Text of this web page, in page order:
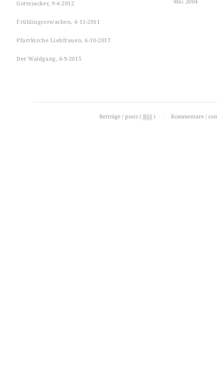
Gottesacker, 9-4-2012
Frühlingserwachen, 4-13-2011
Pfarrkirche Liebfrauen, 6-10-2017
Der Waldgang, 6-9-2015
Beiträge / posts ( RSS ) Kommentare /